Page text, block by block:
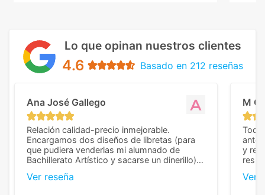
Lo que opinan nuestros clientes
4.6 Basado en 212 reseñas
Ana José Gallego
Relación calidad-precio inmejorable.
Encargamos dos diseños de libretas (para
que pudiera venderlas mi alumnado de
Bachillerato Artístico y sacarse un dinerillo) y
diferencia, con libretas de muy buena calidad
Ver reseña
M C
Todo
y
Ver